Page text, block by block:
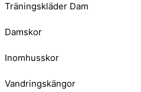
Träningskläder Dam
Damskor
Inomhusskor
Vandringskängor